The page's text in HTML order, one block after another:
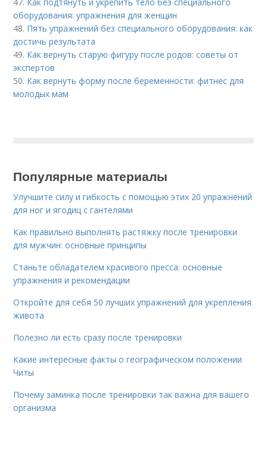
оборудования: упражнения для женщин
48. Пять упражнений без специального оборудования: как
достичь результата
49. Как вернуть старую фигуру после родов: советы от
экспертов
50. Как вернуть форму после беременности: фитнес для
молодых мам
Популярные материалы
Улучшите силу и гибкость с помощью этих 20 упражнений
для ног и ягодиц с гантелями
Как правильно выполнять растяжку после тренировки
для мужчин: основные принципы
Станьте обладателем красивого пресса: основные
упражнения и рекомендации
Откройте для себя 50 лучших упражнений для укрепления
живота
Полезно ли есть сразу после тренировки
Какие интересные факты о географическом положении
Читы
Почему заминка после тренировки так важна для вашего
организма